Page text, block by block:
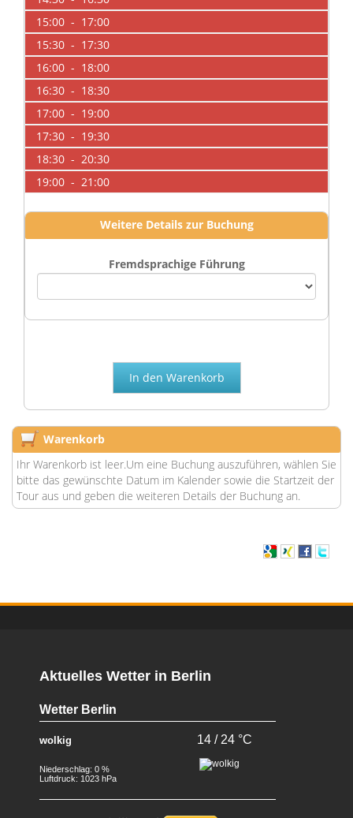
15:00 - 17:00
15:30 - 17:30
16:00 - 18:00
16:30 - 18:30
17:00 - 19:00
17:30 - 19:30
18:30 - 20:30
19:00 - 21:00
Weitere Details zur Buchung
Fremdsprachige Führung
Warenkorb
Ihr Warenkorb ist leer.Um eine Buchung auszuführen, wählen Sie
bitte das gewünschte Datum im Kalender sowie die Startzeit der
Tour aus und geben die weiteren Details der Buchung an.
Aktuelles Wetter in Berlin
Wetter Berlin
wolkig 14 / 24 °C
Niederschlag: 0 %
Luftdruck: 1023 hPa